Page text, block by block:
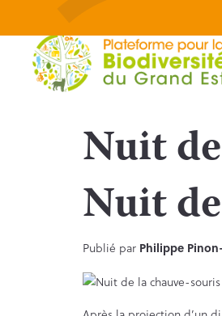
Nuit
Nuit
Publié par Philippe